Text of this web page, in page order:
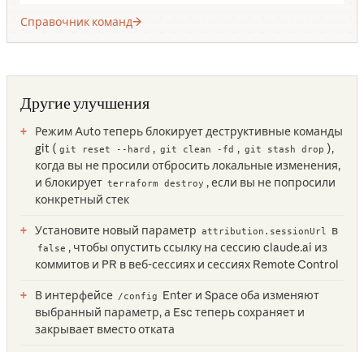
Справочник команд
Другие улучшения
Режим Auto теперь блокирует деструктивные команды
git ( git reset --hard , git clean -fd , git stash drop ),
когда вы не просили отбросить локальные изменения,
и блокирует terraform destroy , если вы не попросили
конкретный стек
Установите новый параметр attribution.sessionUrl в
false , чтобы опустить ссылку на сессию claude.ai из
коммитов и PR в веб-сессиях и сессиях Remote Control
В интерфейсе /config
Enter и Space оба изменяют
выбранный параметр, а Esc теперь сохраняет и
закрывает вместо отката